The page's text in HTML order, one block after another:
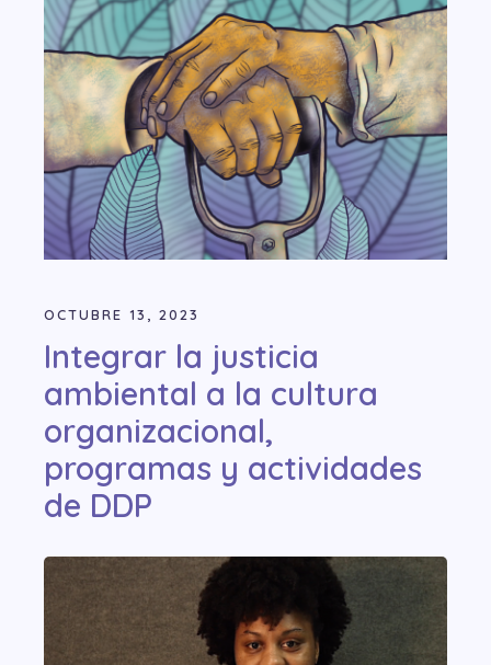
OCTUBRE 13, 2023
Integrar la justicia
ambiental a la cultura
organizacional,
programas y actividades
de DDP